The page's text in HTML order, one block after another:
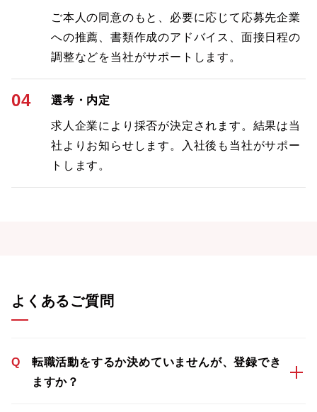
ご本人の同意のもと、必要に応じて応募先企業
への推薦、書類作成のアドバイス、面接日程の
調整などを当社がサポートします。
04 選考・内定
求人企業により採否が決定されます。結果は当
社よりお知らせします。入社後も当社がサポー
トします。
よくあるご質問
Q
転職活動をするか決めていませんが、登録でき
ますか？